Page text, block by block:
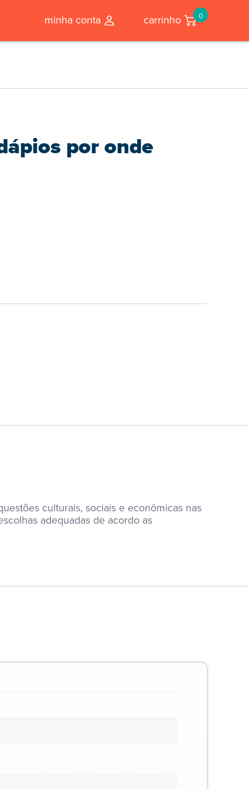
minha conta carrinho 0
por onde
culturais, sociais e econômicas nas
adequadas de acordo as